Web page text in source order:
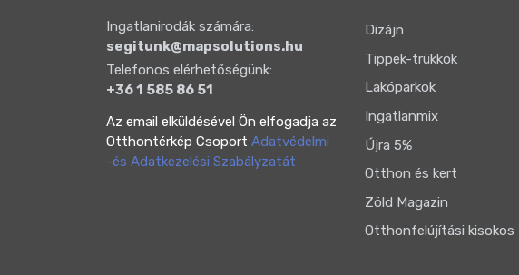
Ingatlanirodák számára:
segitunk@mapsolutions.hu
Telefonos elérhetőségünk:
+36 1 585 86 51
Az email elküldésével Ön elfogadja az
Otthontérkép Csoport Adatvédelmi
-és Adatkezelési Szabályzatát
Dizájn
Tippek-trükkök
Lakóparkok
Ingatlanmix
Újra 5%
Otthon és kert
Zöld Magazin
Otthonfelújítási kisokos